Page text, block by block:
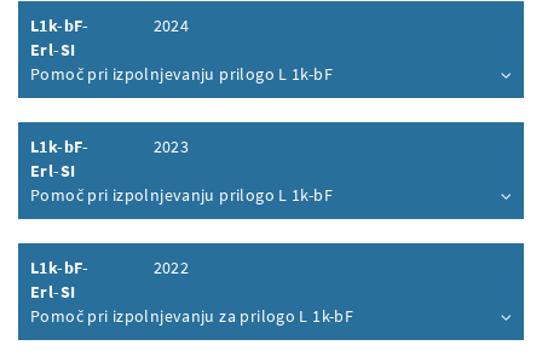
L1k-bF-
Erl-SI
2024
Pomoč pri izpolnjevanju prilogo L 1k-bF
Inhalt aufklappen
L1k-bF-
Erl-SI
2023
Pomoč pri izpolnjevanju prilogo L 1k-bF
Inhalt aufklappen
L1k-bF-
Erl-SI
2022
Pomoč pri izpolnjevanju za prilogo L 1k-bF
Inhalt aufklappen